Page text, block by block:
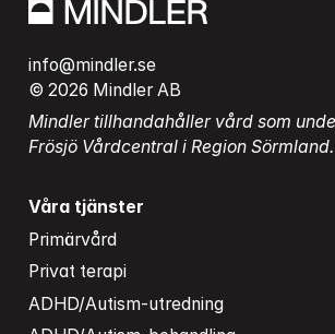
info@mindler.se
© 2026 Mindler AB
Mindler tillhandahåller vård som
Frösjö Vårdcentral i Region Sörmland.
Våra tjänster
Primärvård
Privat terapi
ADHD/Autism-utredning